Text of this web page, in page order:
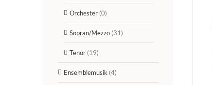
Orchester (0)
Sopran/Mezzo (31)
Tenor (19)
Ensemblemusik (4)